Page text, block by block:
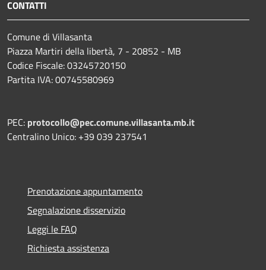
CONTATTI
Comune di Villasanta
Piazza Martiri della libertà, 7 - 20852 - MB
Codice Fiscale: 03245720150
Partita IVA: 00745580969
PEC: protocollo@pec.comune.villasanta.mb.it
Centralino Unico: +39 039 237541
Prenotazione appuntamento
Segnalazione disservizio
Leggi le FAQ
Richiesta assistenza